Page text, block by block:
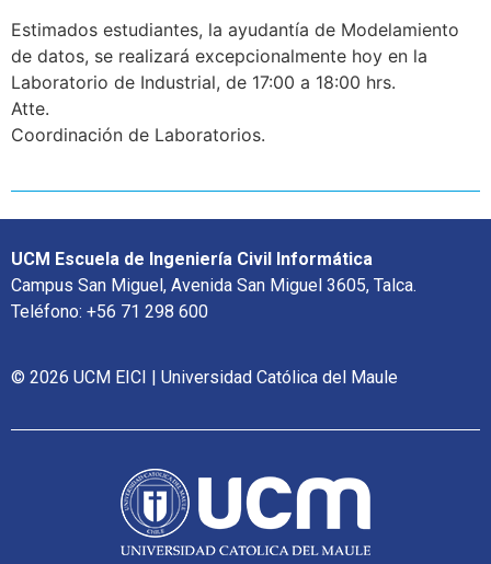
Estimados estudiantes, la ayudantía de Modelamiento
de datos, se realizará excepcionalmente hoy en la
Laboratorio de Industrial, de 17:00 a 18:00 hrs.
Atte.
Coordinación de Laboratorios.
UCM Escuela de Ingeniería Civil Informática
Campus San Miguel, Avenida San Miguel 3605, Talca.
Teléfono: +56 71 298 600
© 2026 UCM EICI | Universidad Católica del Maule